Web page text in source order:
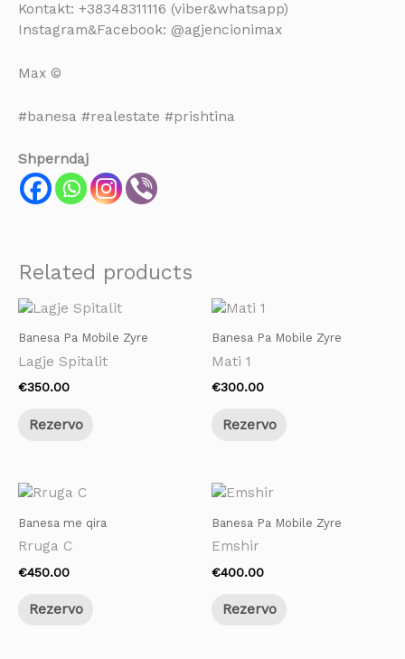
Kontakt: +38348311116 (viber&whatsapp)
Instagram&Facebook: @agjencionimax
Max ©
#banesa #realestate #prishtina
Shperndaj
Related products
Banesa Pa Mobile Zyre
Lagje Spitalit
€350.00
Rezervo
Banesa Pa Mobile Zyre
Mati 1
€300.00
Rezervo
Banesa me qira
Rruga C
€450.00
Rezervo
Banesa Pa Mobile Zyre
Emshir
€400.00
Rezervo